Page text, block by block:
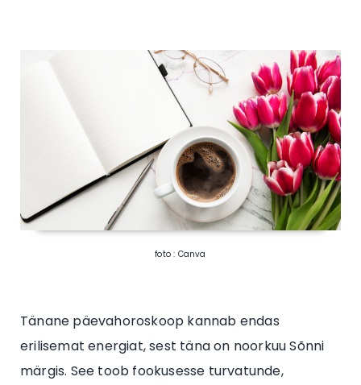
foto : Canva
Tänane päevahoroskoop kannab endas
erilisemat energiat, sest täna on noorkuu Sõnni
märgis. See toob fookusesse turvatunde,